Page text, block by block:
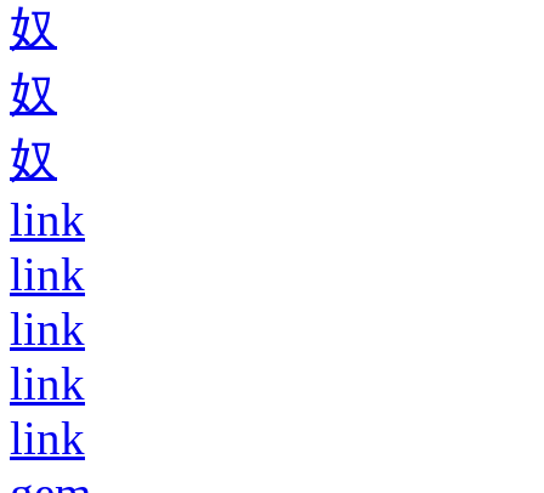
奴
奴
奴
link
link
link
link
link